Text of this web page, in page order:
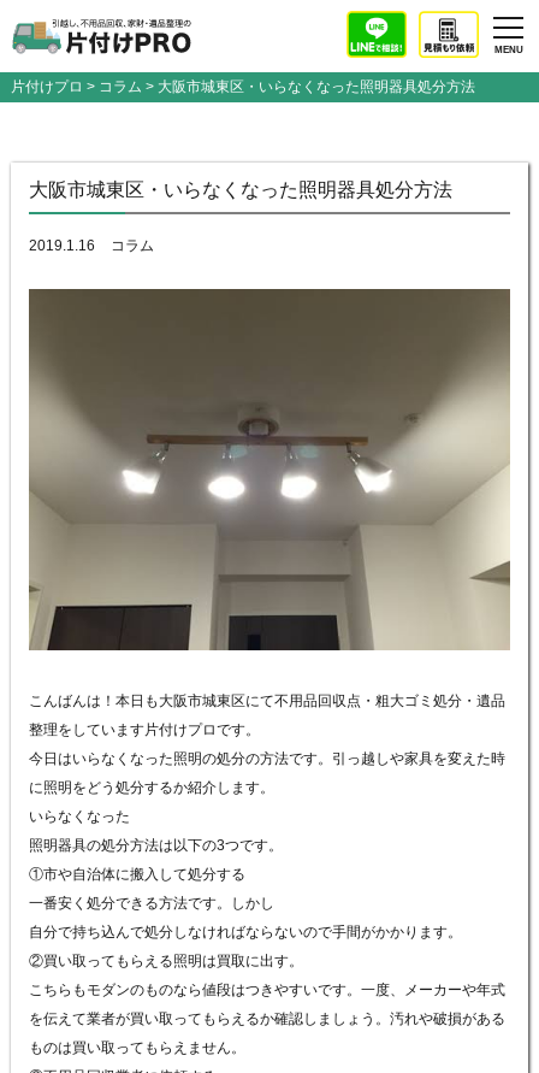
片付けプロ > コラム > 大阪市城東区・いらなくなった照明器具処分方法
大阪市城東区・いらなくなった照明器具処分方法
2019.1.16 コラム
こんばんは！本日も大阪市城東区にて不用品回収点・粗大ゴミ処分・遺品
整理をしています片付けプロです。
今日はいらなくなった照明の処分の方法です。引っ越しや家具を変えた時
に照明をどう処分するか紹介します。
いらなくなった
照明器具の処分方法は以下の3つです。
①市や自治体に搬入して処分する
一番安く処分できる方法です。しかし
自分で持ち込んで処分しなければならないので手間がかかります。
②買い取ってもらえる照明は買取に出す。
こちらもモダンのものなら値段はつきやすいです。一度、メーカーや年式
を伝えて業者が買い取ってもらえるか確認しましょう。汚れや破損がある
ものは買い取ってもらえません。